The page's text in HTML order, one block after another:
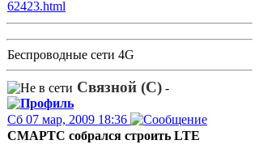
62423.html
Беспроводные сети 4G
Связной (С) -
Сб 07 мар, 2009 18:36
СМАРТС собрался строить LTE